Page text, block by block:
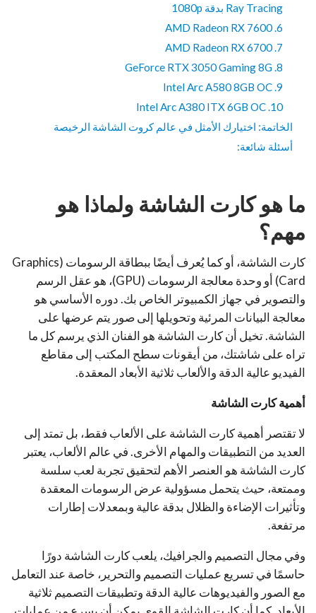
Ray Tracing بدقة 1080p
6. AMD Radeon RX 7600
7. AMD Radeon RX 6700
8. GeForce RTX 3050 Gaming 8G
9. Intel Arc A580 8GB OC
10. Intel Arc A380 ITX 6GB OC
الخاتمة: اختيارك الأمثل في عالم كروت الشاشة الرخيصة
أسئلة شائعة:
ما هو كارت الشاشة ولماذا هو
مهم؟
كارت الشاشة، أو كما يُعرف أيضًا ببطاقة الرسومات (Graphics
Card) أو وحدة معالجة الرسومات (GPU)، هو عقل الرسم
والتصوير في جهاز الكمبيوتر الخاص بك. دوره الأساسي هو
معالجة البيانات المرئية وتحويلها إلى صور يتم عرضها على
الشاشة. تخيل أن كارت الشاشة هو الفنان الذي يرسم كل ما
تراه على شاشتك، من أيقونات سطح المكتب إلى مقاطع
الفيديو عالية الدقة والألعاب ثلاثية الأبعاد المعقدة.
أهمية كارت الشاشة
لا تقتصر أهمية كارت الشاشة على الألعاب فقط، بل تمتد إلى
العديد من التطبيقات والمهام الأخرى. في عالم الألعاب، يعتبر
كارت الشاشة هو العنصر الأهم لتحقيق تجربة لعب سلسة
وممتعة، حيث يتحمل مسؤولية عرض الرسومات المعقدة
وتأثيرات الإضاءة والظلال بدقة عالية وبمعدلات إطارات
مرتفعة.
وفي مجال التصميم والجرافيك، يلعب كارت الشاشة دورًا
حاسمًا في تسريع عمليات التصميم والتحرير، خاصة عند التعامل
مع الصور والفيديوهات عالية الدقة وتطبيقات التصميم ثلاثية